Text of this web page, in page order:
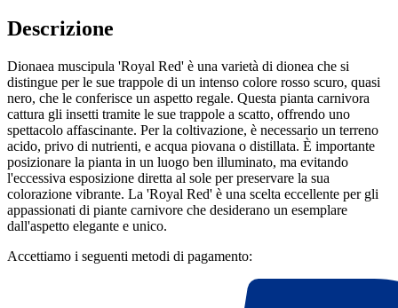
Descrizione
Dionaea muscipula 'Royal Red' è una varietà di dionea che si
distingue per le sue trappole di un intenso colore rosso scuro, quasi
nero, che le conferisce un aspetto regale. Questa pianta carnivora
cattura gli insetti tramite le sue trappole a scatto, offrendo uno
spettacolo affascinante. Per la coltivazione, è necessario un terreno
acido, privo di nutrienti, e acqua piovana o distillata. È importante
posizionare la pianta in un luogo ben illuminato, ma evitando
l'eccessiva esposizione diretta al sole per preservare la sua
colorazione vibrante. La 'Royal Red' è una scelta eccellente per gli
appassionati di piante carnivore che desiderano un esemplare
dall'aspetto elegante e unico.
Accettiamo i seguenti metodi di pagamento: